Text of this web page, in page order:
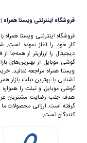
فروشگاه اینترنتی ویستا همراه |
فروشگاه اینترنتی ویستا
کار خود را آغاز نموده است.
دیجیتال را ارزان‌تر از همه‌جا
گوشی موبایل از بهترین‌های
ویستا همراه مراجعه نمائید.
آشنایی با بهترین تبلت بازار
گوشی موبایل و تبلت را
هدف جلب رضایت مشتریان
گرفته است. ارزانی محصولات
کنندگان است.